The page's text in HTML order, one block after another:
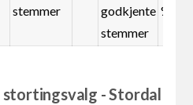
stemmer
godkjente
stemmer
%
- Stordal